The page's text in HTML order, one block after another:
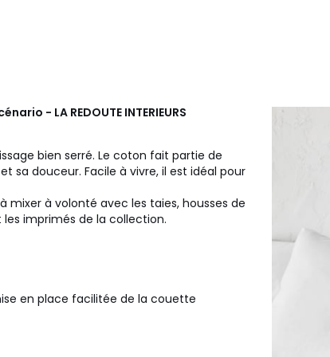
- LA REDOUTE INTERIEURS
bien serré. Le coton fait partie de
sa douceur. Facile à vivre, il est idéal pour
mixer à volonté avec les taies, housses de
les imprimés de la collection.
en place facilitée de la couette